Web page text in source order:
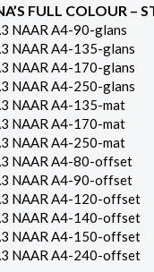
FULL COLOUR –
NAAR A4-90-glans
NAAR A4-135-glans
NAAR A4-170-glans
NAAR A4-250-glans
NAAR A4-135-mat
NAAR A4-170-mat
NAAR A4-250-mat
NAAR A4-80-offset
NAAR A4-90-offset
NAAR A4-120-offset
NAAR A4-140-offset
NAAR A4-150-offset
NAAR A4-240-offset